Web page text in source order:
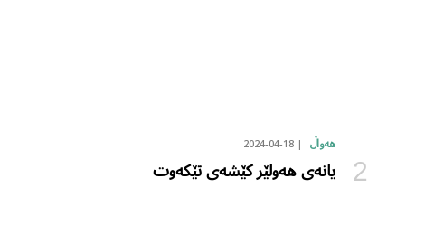
هەواڵ 2024-04-18
یانەی هەولێر کێشەی تێکەوت